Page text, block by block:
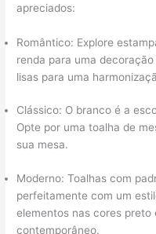
apreciados:
Romântico: Explore
renda para uma
lisas para uma
Clássico: O branco é a
Opte por uma toalha de
sua mesa.
Moderno: Toalhas com
perfeitamente com um
elementos nas cores preto
contemporâneo.